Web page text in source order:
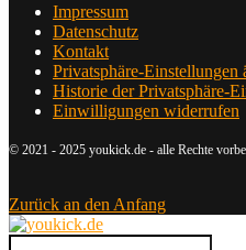
Impressum
Datenschutz
Kontakt
Privatsphäre-Einstellungen
Historie der Privatsphäre-
Einwilligungen widerrufen
© 2021 - 2025 youkick.de - alle Rechte
Zurück an den Anfang